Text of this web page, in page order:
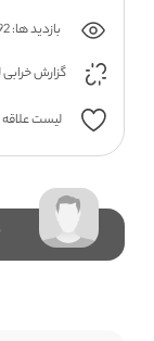
بازدید ها: 1992
گزارش
لیست